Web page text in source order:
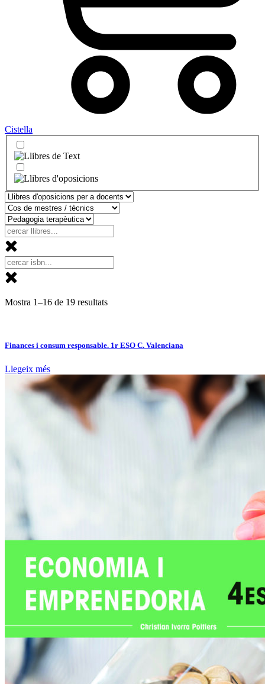
Cistella
Mostra 1–16 de 19 resultats
Finances i consum responsable. 1r ESO C. Valenciana
Llegeix més